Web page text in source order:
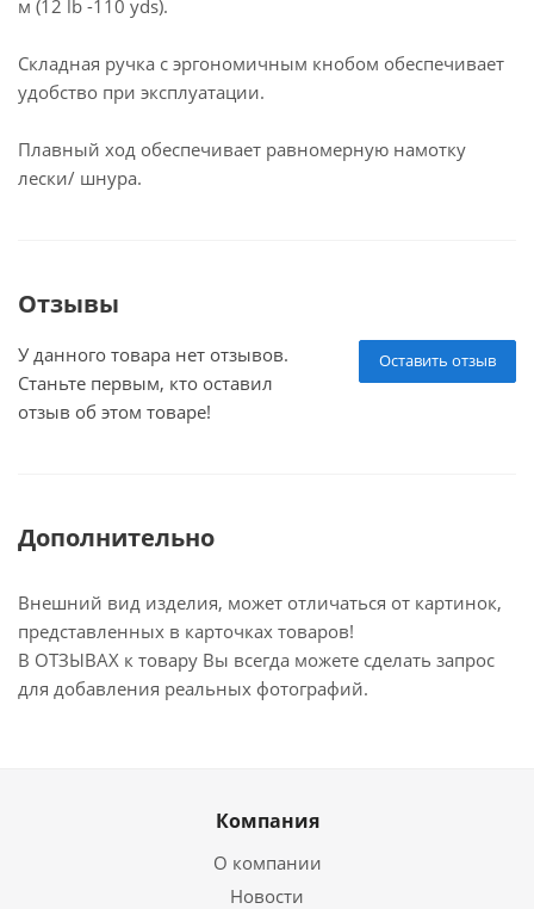
м (12 lb -110 yds).
Складная ручка с эргономичным кнобом обеспечивает
удобство при эксплуатации.
Плавный ход обеспечивает равномерную намотку
лески/ шнура.
Отзывы
Оставить отзыв
У данного товара нет отзывов.
Станьте первым, кто оставил
отзыв об этом товаре!
Дополнительно
Внешний вид изделия, может отличаться от картинок,
представленных в карточках товаров!
В ОТЗЫВАХ к товару Вы всегда можете сделать запрос
для добавления реальных фотографий.
Компания
О компании
Новости